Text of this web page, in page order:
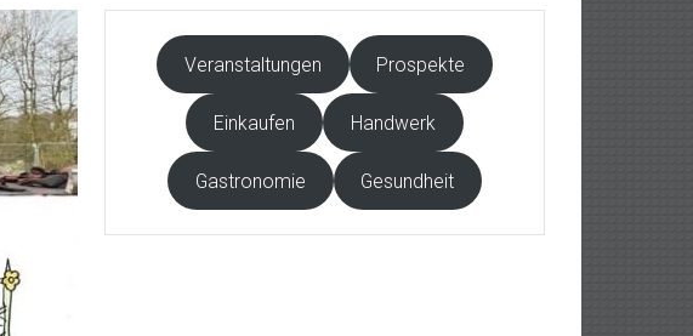
Veranstaltungen Prospekte
Einkaufen Handwerk
Gastronomie Gesundheit